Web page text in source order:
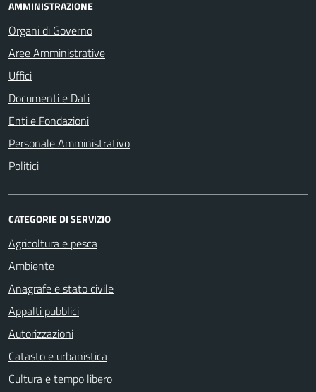
AMMINISTRAZIONE
Organi di Governo
Aree Amministrative
Uffici
Documenti e Dati
Enti e Fondazioni
Personale Amministrativo
Politici
CATEGORIE DI SERVIZIO
Agricoltura e pesca
Ambiente
Anagrafe e stato civile
Appalti pubblici
Autorizzazioni
Catasto e urbanistica
Cultura e tempo libero